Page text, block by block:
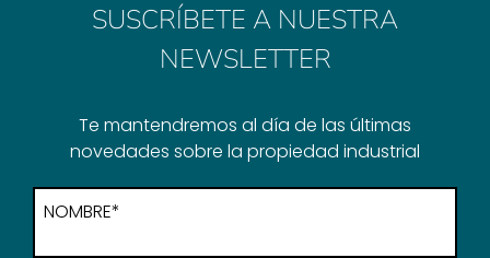
SUSCRÍBETE A NUESTRA
NEWSLETTER
Te mantendremos al día de las últimas
novedades sobre la propiedad industrial
NOMBRE*